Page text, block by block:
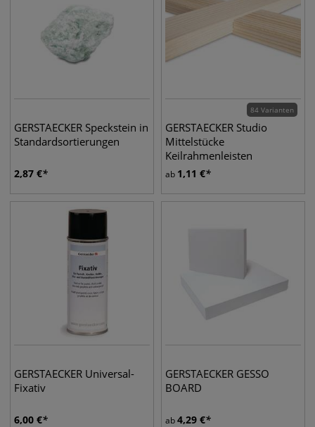
GERSTAECKER Speckstein in
Standardsortierungen
2,87 €
84 Varianten
GERSTAECKER Studio
Mittelstücke
Keilrahmenleisten
ab 1,11 €
GERSTAECKER Universal-
Fixativ
6,00 €
GERSTAECKER GESSO
BOARD
ab4,29 €